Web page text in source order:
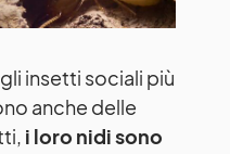
insetti sociali più
anche delle
i loro nidi sono